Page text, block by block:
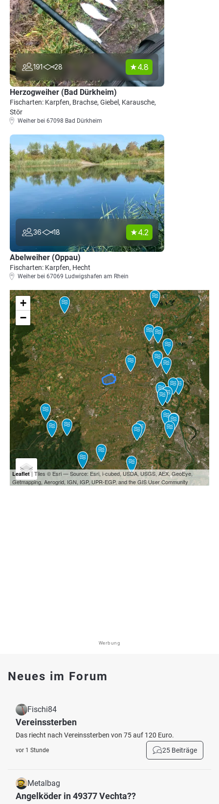
191 28 4.8
Herzogweiher (Bad Dürkheim)
Fischarten: Karpfen, Brachse, Giebel, Karausche,
Stör
Weiher bei 67098 Bad Dürkheim
36 18 4.2
Abelweiher (Oppau)
Fischarten: Karpfen, Hecht
Weiher bei 67069 Ludwigshafen am Rhein
+
−
Leaflet| Tiles © Esri — Source: Esri, i-cubed, USDA, USGS, AEX, GeoEye,
Getmapping, Aerogrid, IGN, IGP, UPR-EGP, and the GIS User Community
Werbung
Neues im Forum
Fischi84
Vereinssterben
Das riecht nach Vereinssterben von 75 auf 120 Euro.
vor 1 Stunde 25 Beiträge
Metalbag
Angelköder in 49377 Vechta??